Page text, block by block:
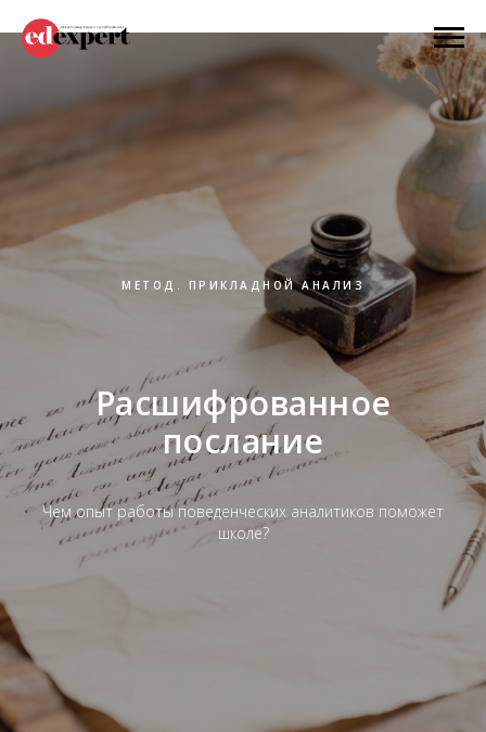
МЕТОД. ПРИКЛАДНОЙ АНАЛИЗ
Расшифрованное
послание
Чем опыт работы поведенческих аналитиков поможет
школе?